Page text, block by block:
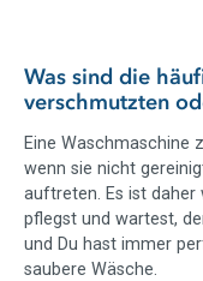
Was sind die
verschmutzten
Eine Waschmaschine
wenn sie nicht
auftreten. Es ist daher
pflegst und wartest,
und Du hast immer
saubere Wäsche.